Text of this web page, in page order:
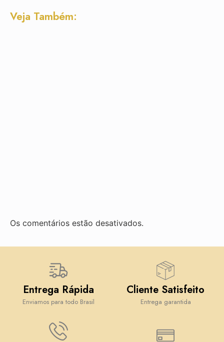
Veja Também:
Os comentários estão desativados.
Entrega Rápida
Enviamos para todo Brasil
Cliente Satisfeito
Entrega garantida